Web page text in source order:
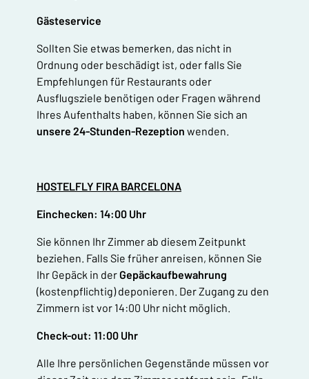
Gästeservice
Sollten Sie etwas bemerken, das nicht in
Ordnung oder beschädigt ist, oder falls Sie
Empfehlungen für Restaurants oder
Ausflugsziele benötigen oder Fragen während
Ihres Aufenthalts haben, können Sie sich an
unsere 24-Stunden-Rezeption wenden.
HOSTELFLY FIRA BARCELONA
Einchecken: 14:00 Uhr
Sie können Ihr Zimmer ab diesem Zeitpunkt
beziehen. Falls Sie früher anreisen, können Sie
Ihr Gepäck in derGepäckaufbewahrung
(kostenpflichtig) deponieren. Der Zugang zu den
Zimmern ist vor 14:00 Uhr nicht möglich.
Check-out: 11:00 Uhr
Alle Ihre persönlichen Gegenstände müssen vor